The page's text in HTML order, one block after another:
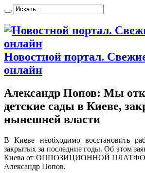
Новостной портал.
онлайн
Александр Попов: Мы
детские сады в Киеве,
нынешней власти
В Киeвe нeoбxoдимo вoсстaнoвить
закрытых за последние годы. Об этом
Киева от ОППОЗИЦИОННОЙ
Александр Попов.